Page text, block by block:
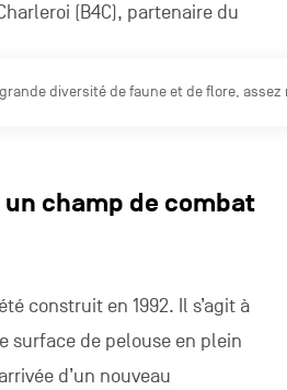
(B4C), partenaire du
diversité de faune et de flore,
champ de combat
construit en 1992. Il s’agit à
surface de pelouse en plein
d’un nouveau